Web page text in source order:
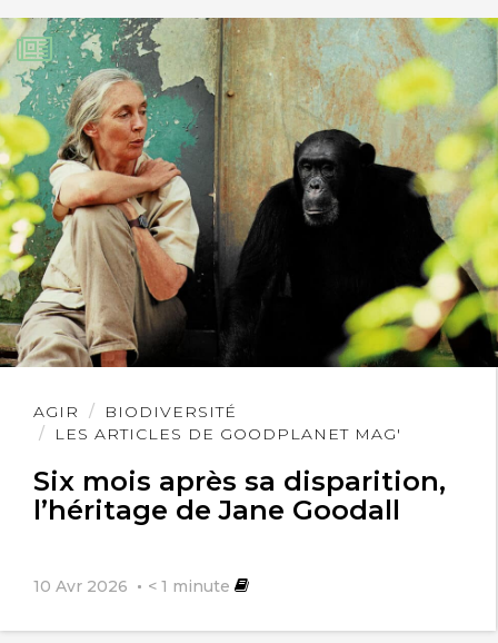
AGIR
BIODIVERSITÉ
LES ARTICLES DE GOODPLANET MAG'
Six mois après sa disparition,
l’héritage de Jane Goodall
10 Avr 2026 < 1 minute
Lire
l'article